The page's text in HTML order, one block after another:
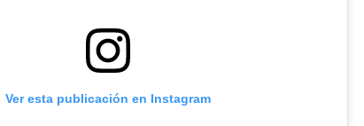
Ver esta publicación en Instagram